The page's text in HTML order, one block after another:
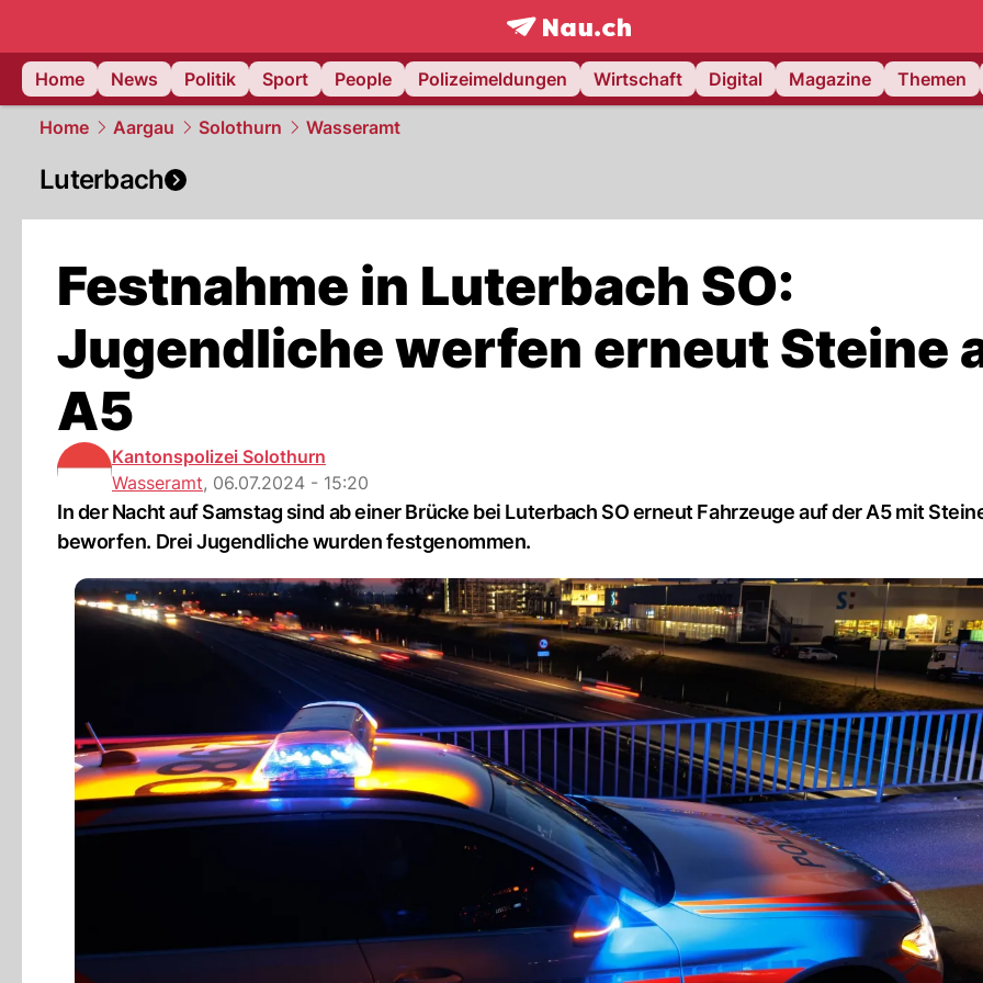
frontpage.NAU.ch
Home
News Politik Sport People Polizeimeldungen Wirtschaft Digital Magazine Themen
Home Aargau Solothurn Wasseramt
Luterbach
Festnahme in Luterbach SO:
Jugendliche werfen erneut Steine
A5
Kantonspolizei Solothurn
Wasseramt, 06.07.2024 - 15:20
In der Nacht auf Samstag sind ab einer Brücke bei Luterbach SO erneut Fahrzeuge auf der A5 mit
beworfen. Drei Jugendliche wurden festgenommen.